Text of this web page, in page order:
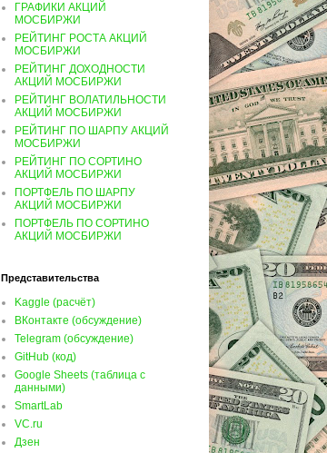
ГРАФИКИ АКЦИЙ
МОСБИРЖИ
РЕЙТИНГ РОСТА АКЦИЙ
МОСБИРЖИ
РЕЙТИНГ ДОХОДНОСТИ
АКЦИЙ МОСБИРЖИ
РЕЙТИНГ ВОЛАТИЛЬНОСТИ
АКЦИЙ МОСБИРЖИ
РЕЙТИНГ ПО ШАРПУ АКЦИЙ
МОСБИРЖИ
РЕЙТИНГ ПО СОРТИНО
АКЦИЙ МОСБИРЖИ
ПОРТФЕЛЬ ПО ШАРПУ
АКЦИЙ МОСБИРЖИ
ПОРТФЕЛЬ ПО СОРТИНО
АКЦИЙ МОСБИРЖИ
Представительства
Kaggle (расчёт)
ВКонтакте (обсуждение)
Telegram (обсуждение)
GitHub (код)
Google Sheets (таблица с
данными)
SmartLab
VC.ru
Дзен